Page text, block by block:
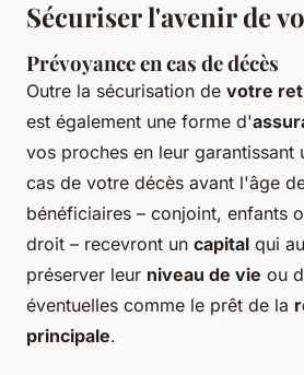
Sécuriser l'avenir de
Prévoyance en cas de décès
Outre la sécurisation de votre
est également une forme d'
vos proches en leur garantissant
cas de votre décès avant l'âge
bénéficiaires – conjoint, enfants
droit – recevront un capital qui
préserver leur niveau de vie ou
éventuelles comme le prêt de la
principale.